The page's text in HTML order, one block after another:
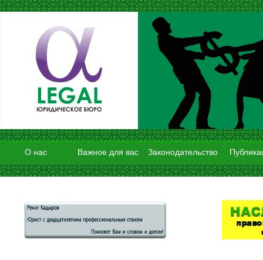
О нас Важное для вас Законодательство